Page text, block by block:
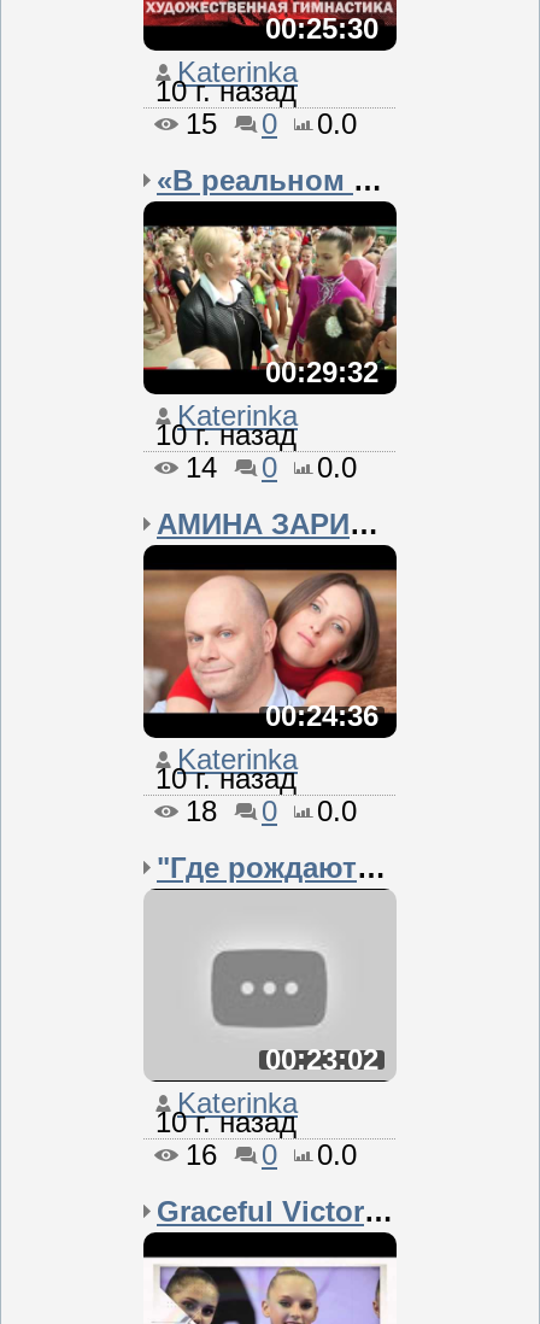
00:25:30
Katerinka
10 г. назад
15
0
0.0
«В реальном времени». Х...
00:29:32
Katerinka
10 г. назад
14
0
0.0
АМИНА ЗАРИПОВА. УКРОЩЕН...
00:24:36
Katerinka
10 г. назад
18
0
0.0
"Где рождаются чем...
00:23:02
Katerinka
10 г. назад
16
0
0.0
Graceful Victory - Russ...